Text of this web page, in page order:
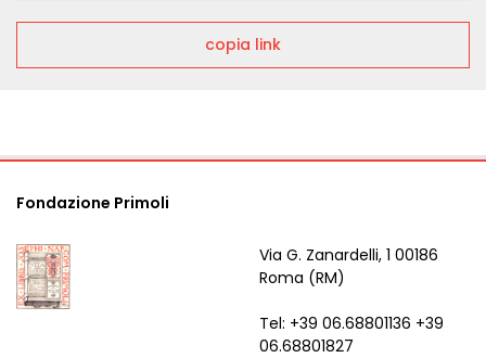
copia link
Fondazione Primoli
Via G. Zanardelli, 1 00186
Roma (RM)
Tel: +39 06.68801136 +39
06.68801827